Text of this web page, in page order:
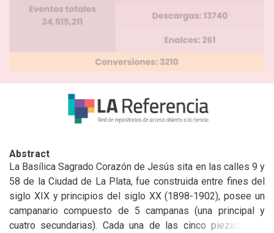
Abstract
La Basílica Sagrado Corazón de Jesús sita en las calles 9 y
58 de la Ciudad de La Plata, fue construida entre fines del
siglo XIX y principios del siglo XX (1898-1902), posee un
campanario compuesto de 5 campanas (una principal y
cuatro secundarias). Cada una de las cinco piezas está